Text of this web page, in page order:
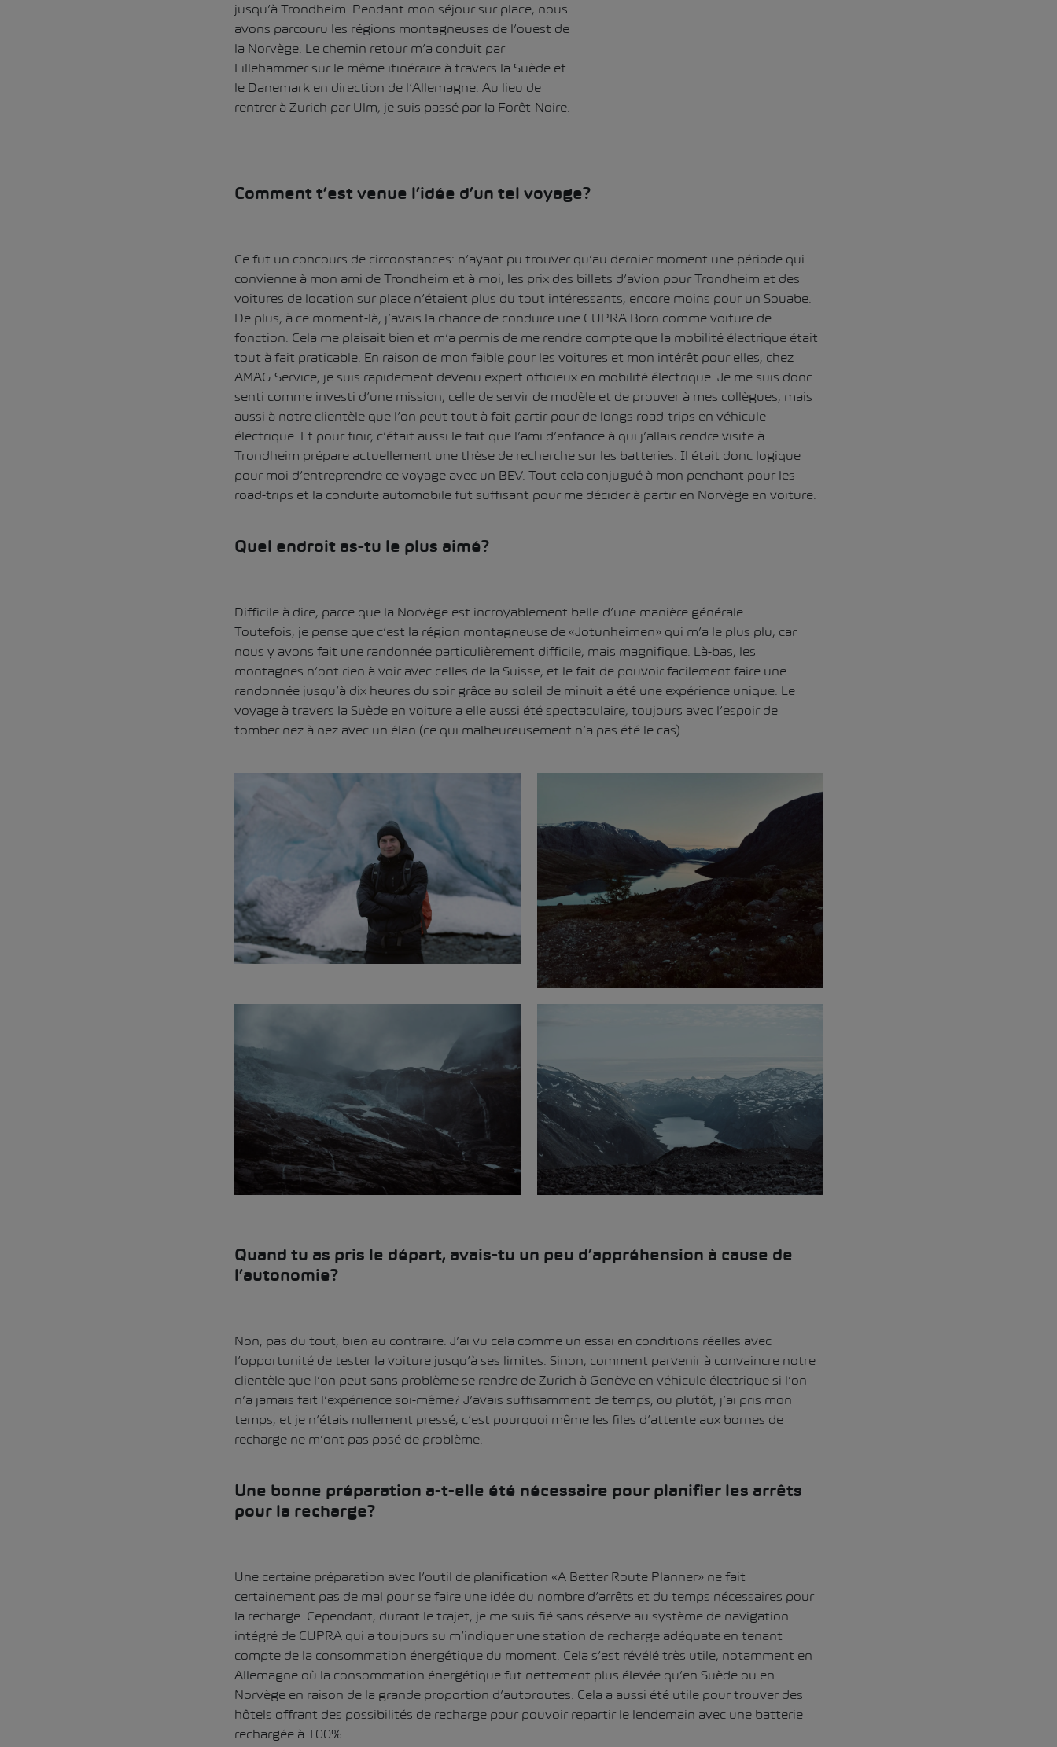
jusqu’à Trondheim. Pendant mon séjour sur place, nous
avons parcouru les régions montagneuses de l’ouest de
la Norvège. Le chemin retour m’a conduit par
Lillehammer sur le même itinéraire à travers la Suède et
le Danemark en direction de l’Allemagne. Au lieu de
rentrer à Zurich par Ulm, je suis passé par la Forêt-Noire.
Comment t’est venue l’idée d’un tel voyage?
Ce fut un concours de circonstances: n’ayant pu trouver qu’au dernier moment une période qui
convienne à mon ami de Trondheim et à moi, les prix des billets d’avion pour Trondheim et des
voitures de location sur place n’étaient plus du tout intéressants, encore moins pour un Souabe.
De plus, à ce moment-là, j’avais la chance de conduire une CUPRA Born comme voiture de
fonction. Cela me plaisait bien et m’a permis de me rendre compte que la mobilité électrique était
tout à fait praticable. En raison de mon faible pour les voitures et mon intérêt pour elles, chez
AMAG Service, je suis rapidement devenu expert officieux en mobilité électrique. Je me suis donc
senti comme investi d’une mission, celle de servir de modèle et de prouver à mes collègues, mais
aussi à notre clientèle que l’on peut tout à fait partir pour de longs road-trips en véhicule
électrique. Et pour finir, c’était aussi le fait que l’ami d’enfance à qui j’allais rendre visite à
Trondheim prépare actuellement une thèse de recherche sur les batteries. Il était donc logique
pour moi d’entreprendre ce voyage avec un BEV. Tout cela conjugué à mon penchant pour les
road-trips et la conduite automobile fut suffisant pour me décider à partir en Norvège en voiture.
Quel endroit as-tu le plus aimé?
Difficile à dire, parce que la Norvège est incroyablement belle d’une manière générale.
Toutefois, je pense que c’est la région montagneuse de «Jotunheimen» qui m’a le plus plu, car
nous y avons fait une randonnée particulièrement difficile, mais magnifique. Là-bas, les
montagnes n’ont rien à voir avec celles de la Suisse, et le fait de pouvoir facilement faire une
randonnée jusqu’à dix heures du soir grâce au soleil de minuit a été une expérience unique. Le
voyage à travers la Suède en voiture a elle aussi été spectaculaire, toujours avec l’espoir de
tomber nez à nez avec un élan (ce qui malheureusement n’a pas été le cas).
Quand tu as pris le départ, avais-tu un peu d’appréhension à cause de
l’autonomie?
Non, pas du tout, bien au contraire. J’ai vu cela comme un essai en conditions réelles avec
l’opportunité de tester la voiture jusqu’à ses limites. Sinon, comment parvenir à convaincre notre
clientèle que l’on peut sans problème se rendre de Zurich à Genève en véhicule électrique si l’on
n’a jamais fait l’expérience soi-même? J’avais suffisamment de temps, ou plutôt, j’ai pris mon
temps, et je n’étais nullement pressé, c’est pourquoi même les files d’attente aux bornes de
recharge ne m’ont pas posé de problème.
Une bonne préparation a-t-elle été nécessaire pour planifier les arrêts
pour la recharge?
Une certaine préparation avec l’outil de planification «A Better Route Planner» ne fait
certainement pas de mal pour se faire une idée du nombre d’arrêts et du temps nécessaires pour
la recharge. Cependant, durant le trajet, je me suis fié sans réserve au système de navigation
intégré de CUPRA qui a toujours su m’indiquer une station de recharge adéquate en tenant
compte de la consommation énergétique du moment. Cela s’est révélé très utile, notamment en
Allemagne où la consommation énergétique fut nettement plus élevée qu’en Suède ou en
Norvège en raison de la grande proportion d’autoroutes. Cela a aussi été utile pour trouver des
hôtels offrant des possibilités de recharge pour pouvoir repartir le lendemain avec une batterie
rechargée à 100%.